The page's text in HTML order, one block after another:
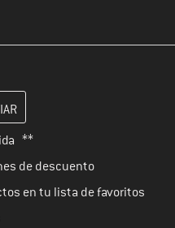
electrónico y crea tu
**
de descuento
en tu lista de favoritos